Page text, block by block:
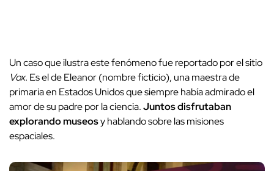
Un caso que ilustra este fenómeno fue reportado por el sitio
Vox. Es el de Eleanor (nombre ficticio), una maestra de
primaria en Estados Unidos que siempre había admirado el
amor de su padre por la ciencia.Juntos disfrutaban
explorando museosy hablando sobre las misiones
espaciales.